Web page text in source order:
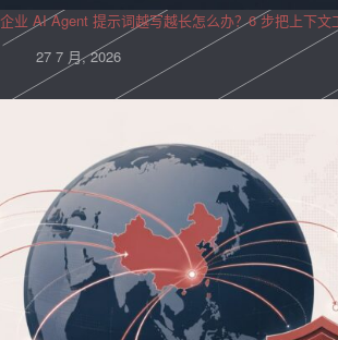
企业 AI Agent 提示词越写越长怎么办？6 步把上下文
27 7 月, 2026